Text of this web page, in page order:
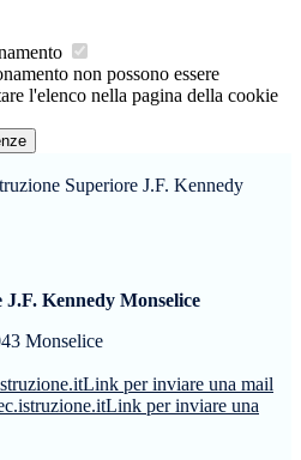
non possono essere
l'elenco nella pagina della cookie
Superiore J.F. Kennedy
Kennedy Monselice
Monselice
Link per inviare una mail
Link per inviare una